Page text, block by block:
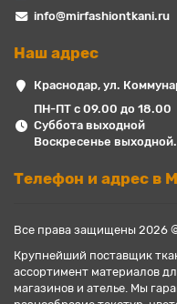
info@mirfashiontkani.ru
Наш адрес
Краснодар, ул.
ПН-ПТ с 09.00 до 18.00
Суббота выходной
Воскресенье выходной.
Телефон и адрес в
Все права защищены 2026
Крупнейший поставщик
ассортимент материалов
магазинов и ателье. Мы